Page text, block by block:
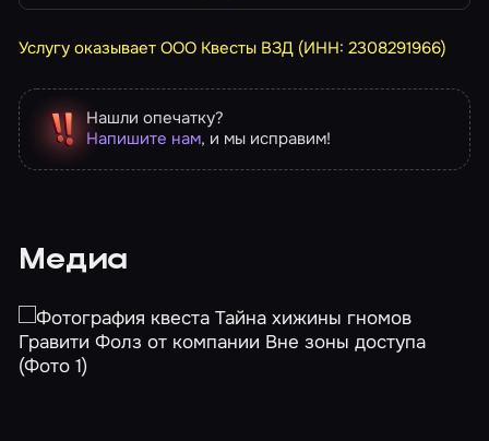
Услугу оказывает ООО Квесты ВЗД (ИНН: 2308291966)
Нашли опечатку?
Напишите нам, и мы исправим!
Медиа